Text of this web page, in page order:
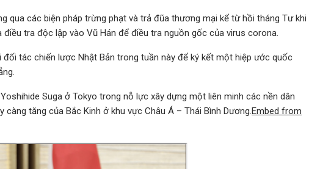
qua các biện pháp trừng phạt và trả đũa thương mại kể từ hồi tháng Tư khi
tra độc lập vào Vũ Hán để điều tra nguồn gốc của virus corona.
tác chiến lược Nhật Bản trong tuần này để ký kết một hiệp ước quốc
Suga ở Tokyo trong nỗ lực xây dựng một liên minh các nền dân
càng tăng của Bắc Kinh ở khu vực Châu Á – Thái Bình Dương.Embed from